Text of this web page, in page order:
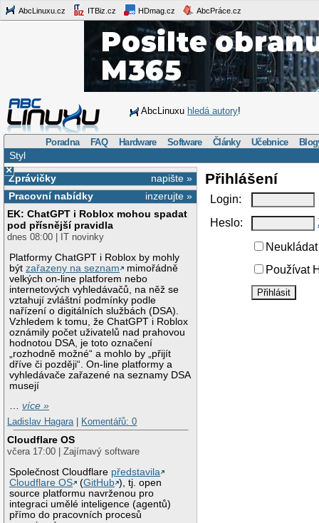
AbcLinuxu.cz ITBiz.cz HDmag.cz AbcPráce.cz
AbcLinuxu hledá autory!
Poradna FAQ Hardware Software Články Učebnice
Styl
×
napište »
Zprávičky
inzerujte »
Pracovní nabídky
EK: ChatGPT i Roblox mohou spadat
pod přísnější pravidla
dnes 08:00 | IT novinky
Platformy ChatGPT i Roblox by mohly
býtzařazeny na seznam
mimořádně
velkých on-line platforem nebo
internetových vyhledávačů, na něž se
vztahují zvláštní podmínky podle
nařízení o digitálních službách (DSA).
Vzhledem k tomu, že ChatGPT i Roblox
oznámily počet uživatelů nad prahovou
hodnotou DSA, je toto označení
„rozhodně možné“ a mohlo by „přijít
dříve či později“. On-line platformy a
vyhledávače zařazené na seznamy DSA
musejí
…více »
Ladislav Hagara
Komentářů: 0
Cloudflare OS
včera 17:00 | Zajímavý software
Společnost Cloudflare představila
Cloudflare OS
(GitHub ), tj. open
source platformu navrženou pro
integraci umělé inteligence (agentů)
přímo do pracovních procesů
Přihlášení
Login:
Heslo:
Používat